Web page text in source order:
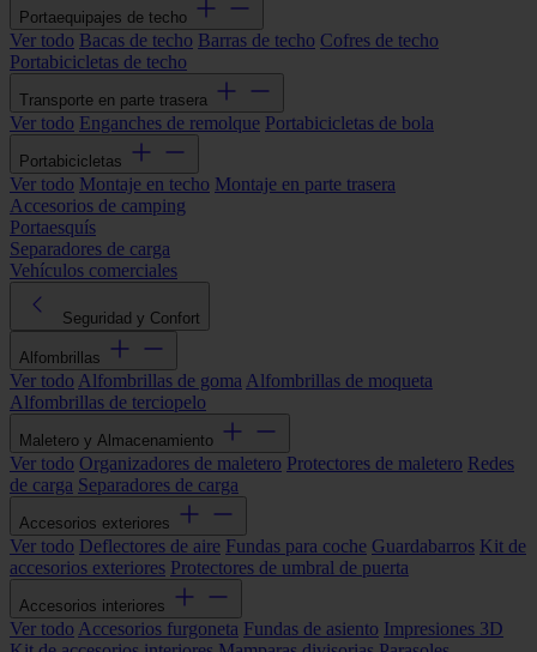
Portaequipajes de techo
Ver todo Bacas de techo Barras de techo Cofres de techo
Portabicicletas de techo
Transporte en parte trasera
Ver todo Enganches de remolque Portabicicletas de bola
Portabicicletas
Ver todo Montaje en techo Montaje en parte trasera
Accesorios de camping
Portaesquís
Separadores de carga
Vehículos comerciales
Seguridad y Confort
Alfombrillas
Ver todo Alfombrillas de goma Alfombrillas de moqueta
Alfombrillas de terciopelo
Maletero y Almacenamiento
Ver todo Organizadores de maletero Protectores de maletero Redes
de carga Separadores de carga
Accesorios exteriores
Ver todo Deflectores de aire Fundas para coche Guardabarros Kit de
accesorios exteriores Protectores de umbral de puerta
Accesorios interiores
Ver todo Accesorios furgoneta Fundas de asiento Impresiones 3D